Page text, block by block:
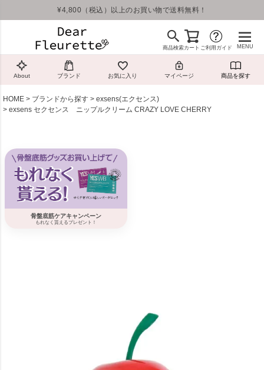
¥4,800（税込）以上のお買い物で送料無料！
商品検索カート ご利用ガイド MENU
About ブランド お気に入り マイページ 商品を探す
HOME ブランドから探す
exsens(エクセンス)
exsens セクセンス ニップルクリーム CRAZY LOVE CHERRY
骨盤底筋ケアキャンペーン
もれなく貰えるプレゼント！